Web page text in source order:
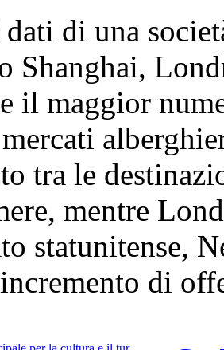
dati di una
Shanghai,
il maggior
tra le
mentre
statunitense,
di